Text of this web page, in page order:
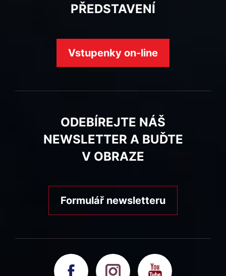
PŘEDSTAVENÍ
Vstupenky on-line
ODEBÍREJTE NÁŠ
NEWSLETTER A BUĎTE
V OBRAZE
Formulář newsletteru